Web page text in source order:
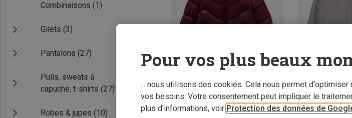
Combinaisons (1)
Gilets (3)
Pantalons (27)
Pulls, sweats à
capuche, t-shirts (27)
Robes & jupes (10)
Vous économisez 28% Vous
Pour vos plus beaux
... nous utilisons des cookies. Cela nous permet
vos besoins. Votre consentement peut impliquer le
plus d'informations, voir Protection des données de